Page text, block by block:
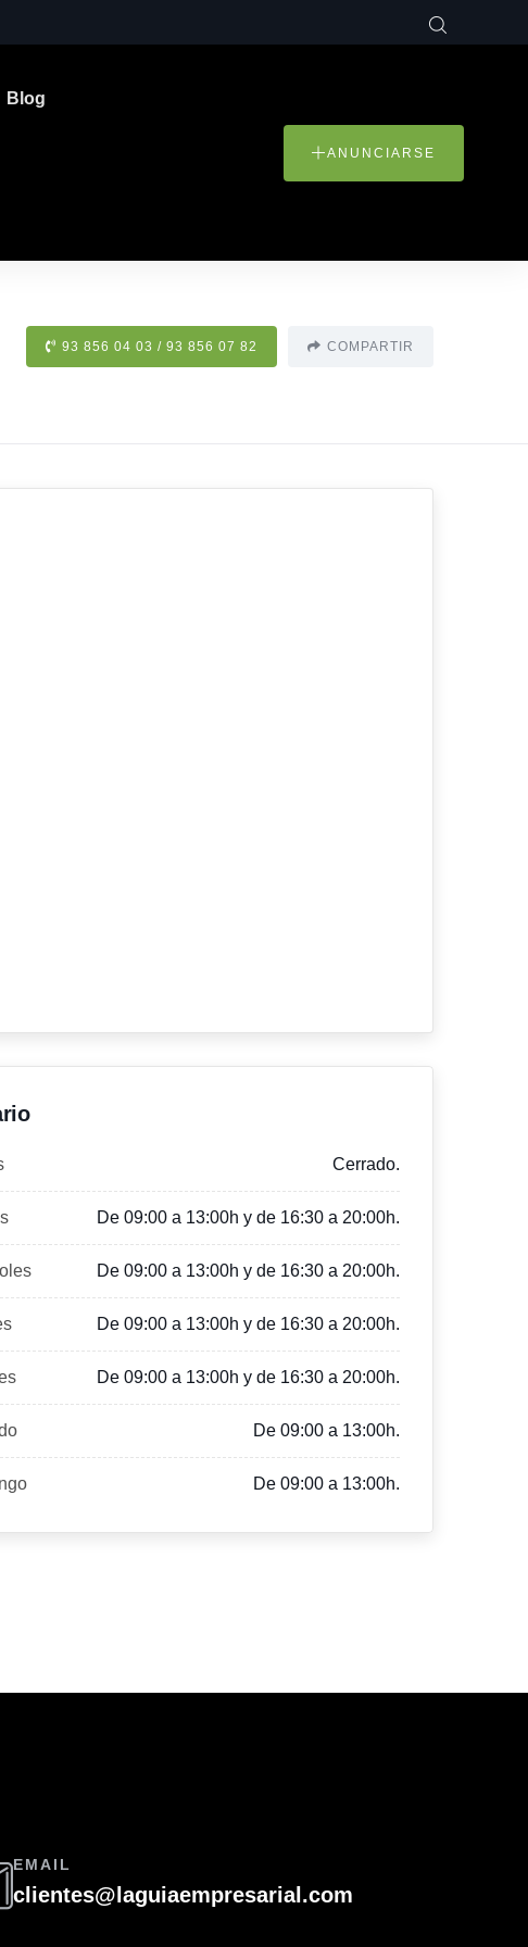
Blog
ANUNCIARSE
93 856 04 03 / 93 856 07 82 COMPARTIR
Cerrado.
De 09:00 a 13:00h y de 16:30 a 20:00h.
De 09:00 a 13:00h y de 16:30 a 20:00h.
De 09:00 a 13:00h y de 16:30 a 20:00h.
De 09:00 a 13:00h y de 16:30 a 20:00h.
De 09:00 a 13:00h.
De 09:00 a 13:00h.
EMAIL
clientes@laguiaempresarial.com